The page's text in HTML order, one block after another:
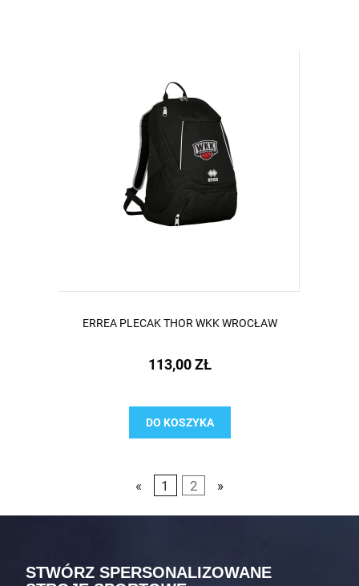
ERREA PLECAK THOR WKK WROCŁAW
113,00 ZŁ
DO KOSZYKA
« 1 2 »
STWÓRZ SPERSONALIZOWANE